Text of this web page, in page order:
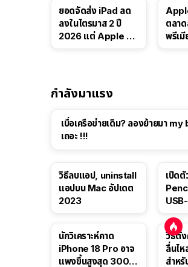
ยอดจัดส่ง iPad ลด
ลงในไตรมาส 2 ปี
2026 แต่ Apple ยัง
ตลา
พรีเมี
กำลังมาแรง
เบื่อเครือข่ายเดิม? ลองย้ายมา
เถอะ !!!
วิธีลบแอป, uninstall
แอปบน Mac อัปเดต
2023
เปิด
นี้
นักวิเคราะห์คาด
iPhone 18 Pro อาจ
แพงขึ้นสูงสุด 300
วิธีตั้
ลื่นไห
สำห